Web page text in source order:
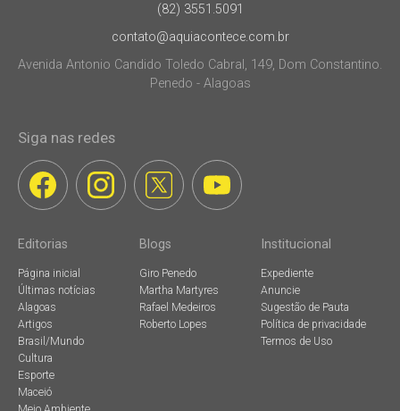
(82) 3551.5091
contato@aquiacontece.com.br
Avenida Antonio Candido Toledo Cabral, 149, Dom Constantino.
Penedo - Alagoas
Siga nas redes
Editorias
Página inicial
Últimas notícias
Alagoas
Artigos
Brasil/Mundo
Cultura
Esporte
Maceió
Blogs
Giro Penedo
Martha Martyres
Rafael Medeiros
Roberto Lopes
Institucional
Expediente
Anuncie
Sugestão de Pauta
Política de privacidade
Termos de Uso